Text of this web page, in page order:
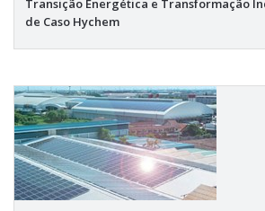
Transição Energética e Transformação
de Caso Hychem